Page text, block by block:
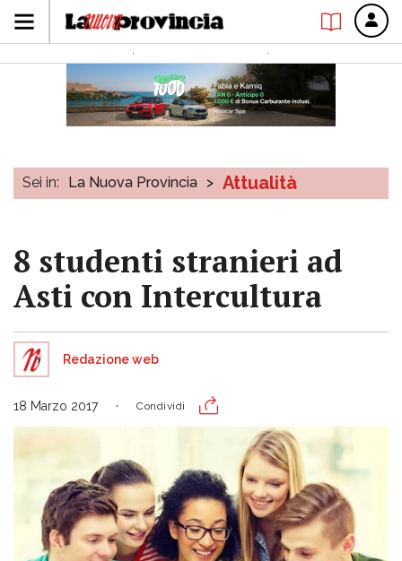
Sei in: La Nuova Provincia > Attualità
8 studenti stranieri ad
Asti con Intercultura
Redazione web
18 Marzo 2017 Condividi